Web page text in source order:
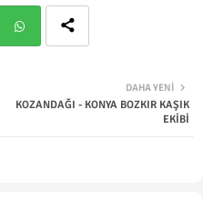
tsap
DAHA YENI
KOZANDAĞI - KONYA BOZKIR KAŞIK
EKİBİ